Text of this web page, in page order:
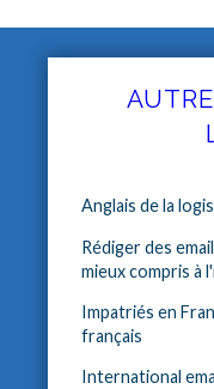
Anglais de la
Rédiger des
mieux compris à
Impatriés en
français
International